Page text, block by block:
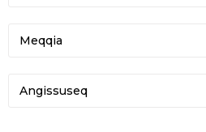
Meqqia
Angissuseq